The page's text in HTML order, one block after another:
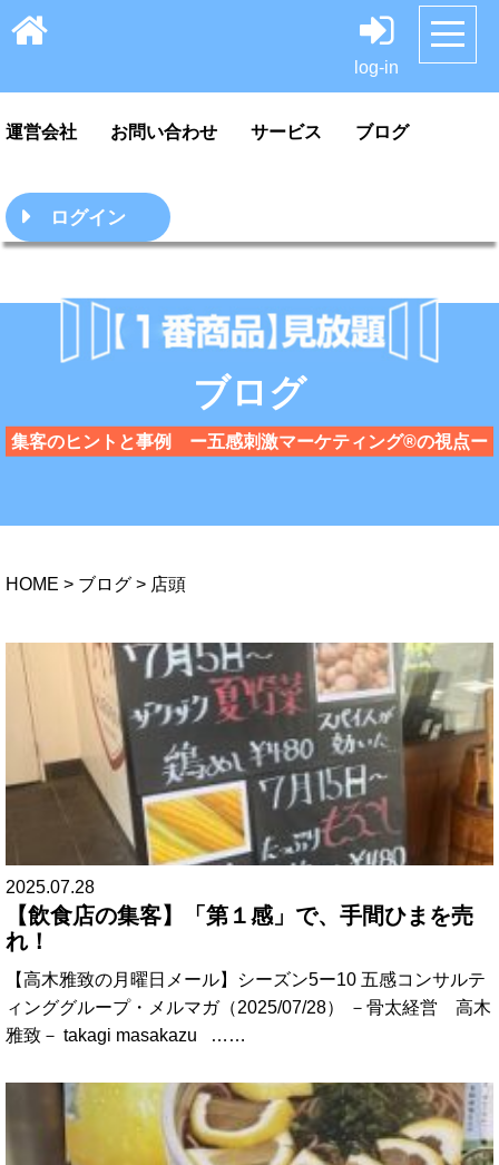
log-in
HOME 料金案内・ご利用方法
運営会社 お問い合わせ サービス ブログ
ログイン
ブログ
集客のヒントと事例 ー五感刺激マーケティング®の視点ー
HOME > ブログ > 店頭
2025.07.28
【飲食店の集客】「第１感」で、手間ひまを売
れ！
【高木雅致の月曜日メール】シーズン5ー10 五感コンサルテ
ィンググループ・メルマガ（2025/07/28） －骨太経営 高木
雅致－ takagi masakazu ……